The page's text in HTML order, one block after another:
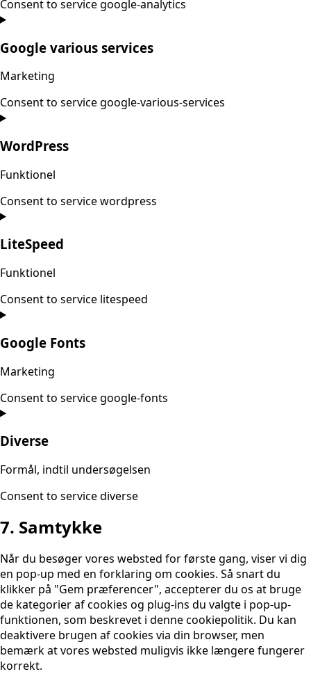
Consent to service google-analytics
Google various services
Marketing
Consent to service google-various-services
WordPress
Funktionel
Consent to service wordpress
LiteSpeed
Funktionel
Consent to service litespeed
Google Fonts
Marketing
Consent to service google-fonts
Diverse
Formål, indtil undersøgelsen
Consent to service diverse
7. Samtykke
Når du besøger vores websted for første gang, viser vi dig
en pop-up med en forklaring om cookies. Så snart du
klikker på "Gem præferencer", accepterer du os at bruge
de kategorier af cookies og plug-ins du valgte i pop-up-
funktionen, som beskrevet i denne cookiepolitik. Du kan
deaktivere brugen af ​​cookies via din browser, men
bemærk at vores websted muligvis ikke længere fungerer
korrekt.